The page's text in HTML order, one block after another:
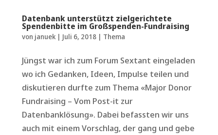
Datenbank unterstützt zielgerichtete
Spendenbitte im Großspenden-Fundraising
von januek| Juli 6, 2018| Thema
Jüngst war ich zum Forum Sextant eingeladen
wo ich Gedanken, Ideen, Impulse teilen und
diskutieren durfte zum Thema «Major Donor
Fundraising – Vom Post-it zur
Datenbanklösung». Dabei befassten wir uns
auch mit einem Vorschlag, der gang und gebe